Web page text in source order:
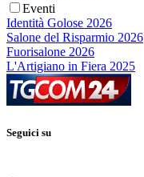
Eventi
Identità Golose 2026
Salone del Risparmio 2026
Fuorisalone 2026
L'Artigiano in Fiera 2025
Seguici su